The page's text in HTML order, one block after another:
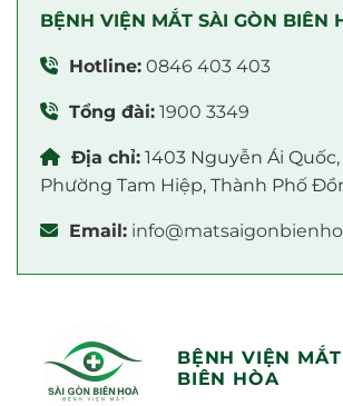
BỆNH VIỆN MẮT SÀI GÒN BIÊN
Hotline: 0846 403 403
Tổng đài: 1900 3349
Địa chỉ: 1403 Nguyễn Ái Quốc,
Phường Tam Hiệp, Thành Phố
Email:
BỆNH VIỆN
BIÊN HÒA